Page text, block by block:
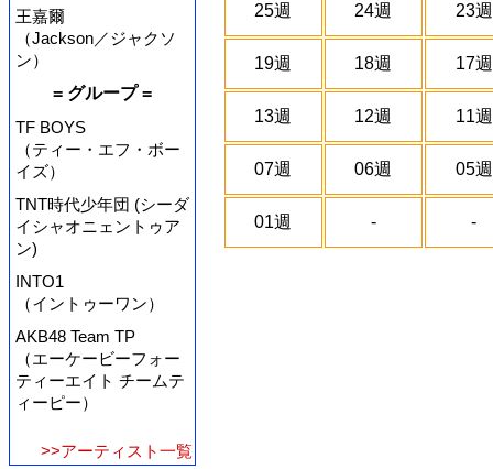
王嘉爾
（Jackson／ジャクソ
ン）
= グループ =
TF BOYS
（ティー・エフ・ボー
イズ）
TNT時代少年団 (シーダ
イシャオニェントゥア
ン)
INTO1
（イントゥーワン）
AKB48 Team TP
（エーケービーフォー
ティーエイト チームテ
ィーピー）
>>アーティスト一覧
25週 24週 23週
19週 18週 17週
13週 12週 11週
07週 06週 05週
01週 - -